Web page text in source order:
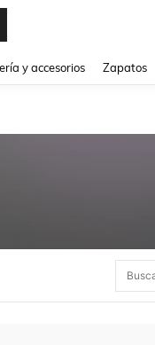
y accesorios Zapatos